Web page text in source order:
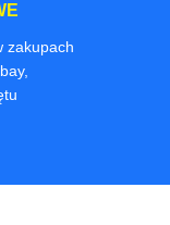
zakupach